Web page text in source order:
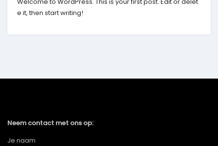
e it, then start writing!
Neem contact met ons op:
Je naam